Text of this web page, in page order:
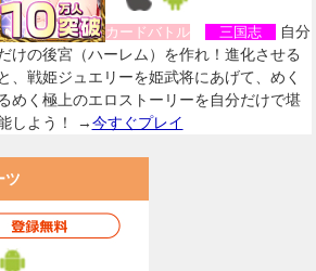
カードバトル 三国志
自分
けの後宮（ハーレム）を作れ！進化させる
と、戦姫ジュエリーを姫武将にあげて、めく
めく極上のエロストーリーを自分だけで堪
しよう！ →今すぐプレイ
ツ